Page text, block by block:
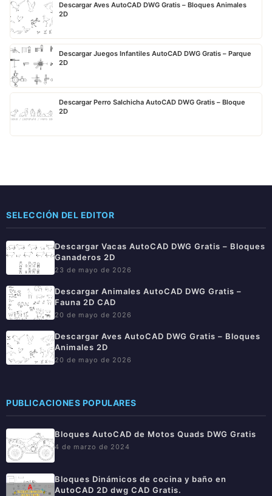
Descargar Aves AutoCAD DWG Gratis – Bloques Animales
2D
Descargar Juegos Infantiles AutoCAD DWG Gratis – Parque
2D
Descargar Perro Salchicha AutoCAD DWG Gratis – Bloque
2D
SELECCIÓN DEL EDITOR
Descargar Vacas AutoCAD DWG Gratis – Bloques
Ganaderos 2D
23 de mayo de 2026
Descargar Animales AutoCAD DWG Gratis –
Fauna 2D CAD
20 de mayo de 2026
Descargar Aves AutoCAD DWG Gratis – Bloques
Animales 2D
20 de mayo de 2026
PUBLICACIONES POPULARES
Bloques AutoCAD de Motos Quads DWG Gratis
4 de marzo de 2024
Bloques Dinámicos de cocina y baño en
AutoCAD 2D dwg CAD Gratis.